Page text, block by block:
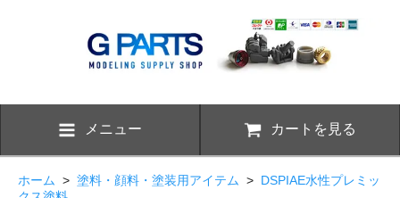
メニュー カートを見る
ホーム > 塗料・顔料・塗装用アイテム > DSPIAE水性プレミッ